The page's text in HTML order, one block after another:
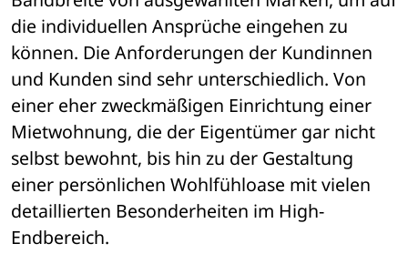
die individuellen Ansprüche eingehen zu
können. Die Anforderungen der Kundinnen
und Kunden sind sehr unterschiedlich. Von
einer eher zweckmäßigen Einrichtung einer
Mietwohnung, die der Eigentümer gar nicht
selbst bewohnt, bis hin zu der Gestaltung
einer persönlichen Wohlfühloase mit vielen
detaillierten Besonderheiten im High-
Endbereich.